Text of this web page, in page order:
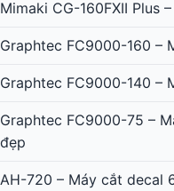
Mimaki CG-160FXII Plus
Graphtec FC9000-160 –
Graphtec FC9000-140 –
Graphtec FC9000-75 –
đẹp
AH-720 – Máy cắt decal